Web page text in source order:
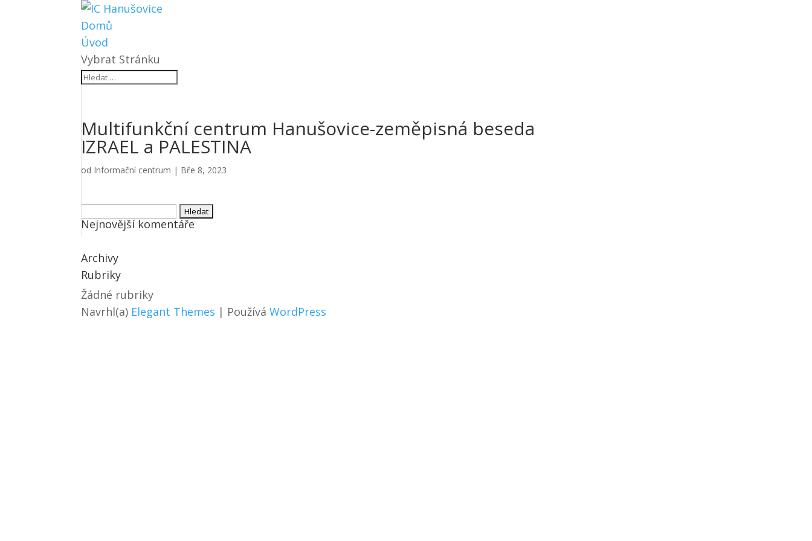
Domů
Úvod
Vybrat Stránku
Multifunkční centrum Hanušovice-zeměpisná beseda
IZRAEL a PALESTINA
od Informační centrum | Bře 8, 2023
Vyhledávání
Nejnovější komentáře
Archivy
Rubriky
Žádné rubriky
Navrhl(a) Elegant Themes | PoužíváWordPress